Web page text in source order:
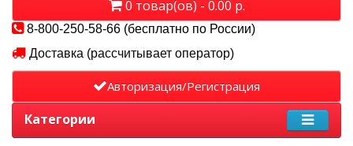
0 товар(ов) - 0.00 р.
8-800-250-58-66 (бесплатно по России)
Доставка (рассчитывает оператор)
Авторизация/Регистрация
Категории